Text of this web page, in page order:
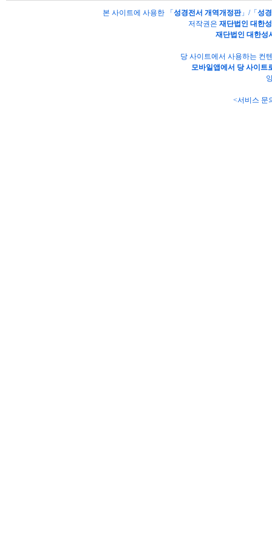
본 사이트에 사용한 「 성경전서 개역개정판」/「 성
저작권은 재단법인 대한
재단법인 대한성
당 사이트에서 사용하는 컨
모바일앱에서 당 사이트
<서비스 문